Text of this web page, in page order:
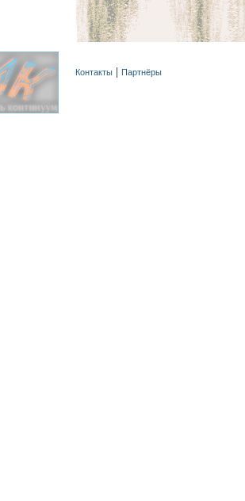
Контакты Партнёры